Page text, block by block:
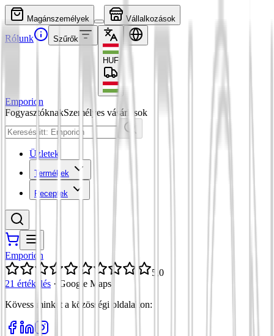
Magánszemélyek Vállalkozások
Rólunk Szűrők
HUF
Emporion
FogyasztóknakSzemélyes vásárlások
Üzletek
Termékek
Receptek
Emporion
5,0
21 értékelés · Google Maps
Kövess minket a közösségi oldalakon: